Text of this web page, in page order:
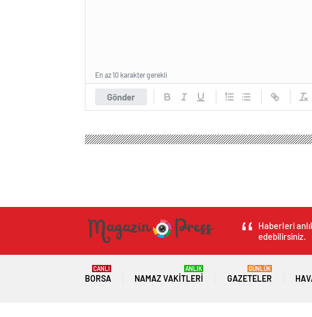
Gönder
En az 10 karakter gerekli
Artvin Şavşat’ta Karagöl-
Artvin Şavşat’ta
ormanlarına zarar